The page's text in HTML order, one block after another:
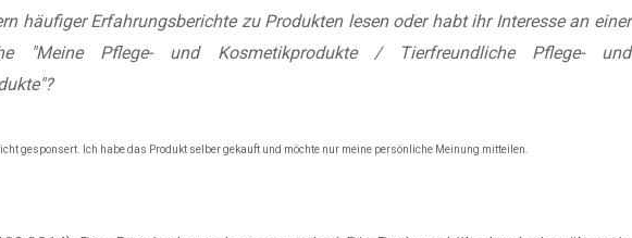
häufiger Erfahrungsberichte zu Produkten lesen oder habt ihr Interesse an einer
"Meine Pflege- und Kosmetikprodukte / Tierfreundliche Pflege- und
gesponsert. Ich habe das Produkt selber gekauft und möchte nur meine persönliche Meinung mitteilen.